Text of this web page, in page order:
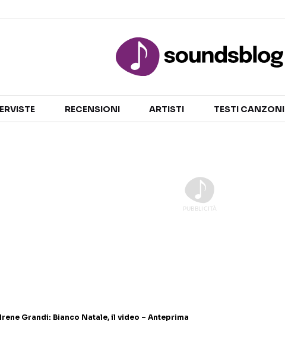
TALENT SHOW
RECENSIONI ARTISTI TESTI CANZONI
Irene Grandi: Bianco Natale, il video – Anteprima